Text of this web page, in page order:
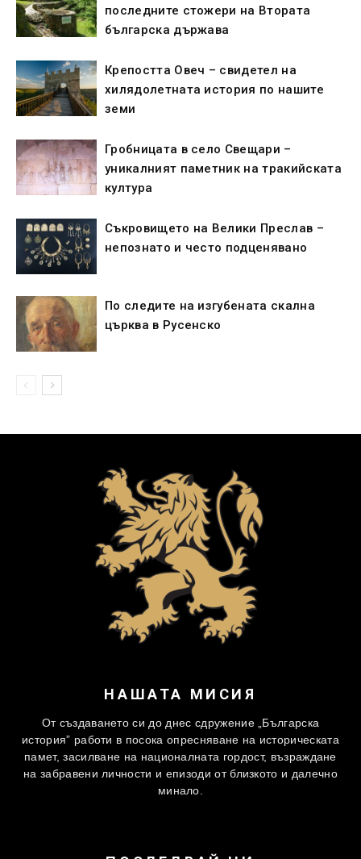
последните стожери на Втората
българска държава
Крепостта Овеч – свидетел на
хилядолетната история по нашите
земи
Гробницата в село Свещари –
уникалният паметник на тракийската
култура
Съкровището на Велики Преслав –
непознато и често подценявано
По следите на изгубената скална
църква в Русенско
НАШАТА МИСИЯ
От създаването си до днес сдружение „Българска
история” работи в посока опресняване на историческата
памет, засилване на националната гордост, възраждане
на забравени личности и епизоди от близкото и далечно
минало.